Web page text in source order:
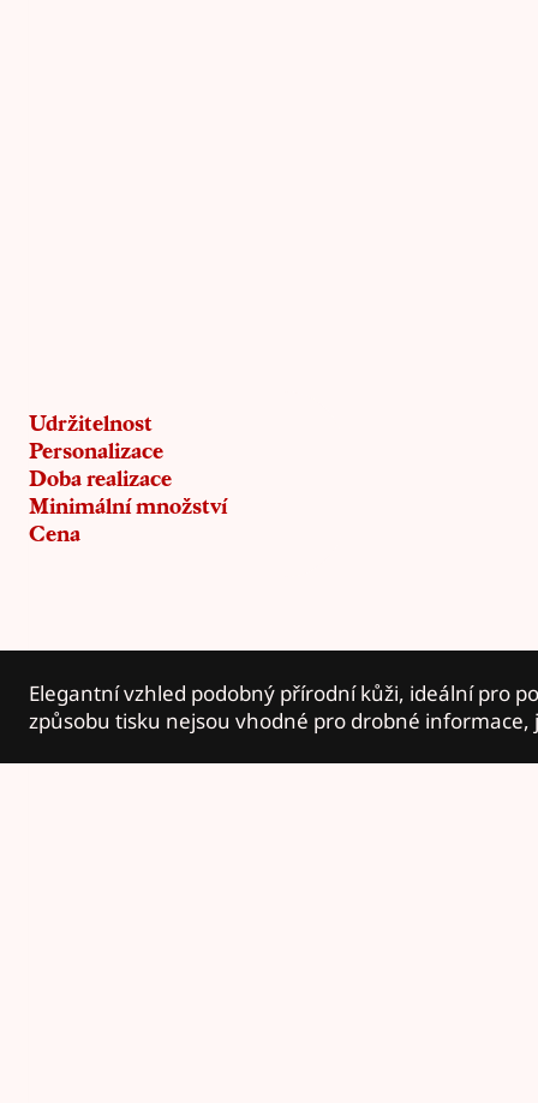
Udržitelnost
Personalizace
Doba realizace
Minimální množství
Cena
Elegantní vzhled podobný přírodní kůži, ideální pro
způsobu tisku nejsou vhodné pro drobné